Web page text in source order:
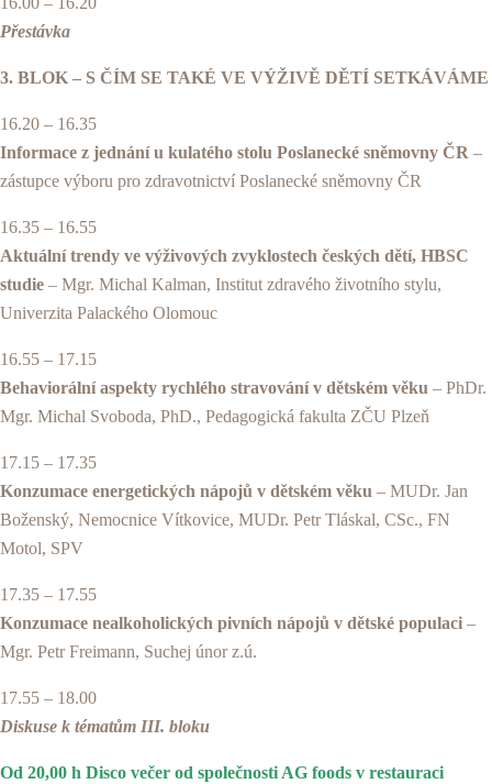
Přestávka
3. BLOK – S ČÍM SE TAKÉ VE VÝŽIVĚ DĚTÍ SETKÁVÁME
16.20 – 16.35
Informace z jednání u kulatého stolu Poslanecké sněmovny ČR –
zástupce výboru pro zdravotnictví Poslanecké sněmovny ČR
16.35 – 16.55
Aktuální trendy ve výživových zvyklostech českých dětí, HBSC
studie – Mgr. Michal Kalman, Institut zdravého životního stylu,
Univerzita Palackého Olomouc
16.55 – 17.15
Behaviorální aspekty rychlého stravování v dětském věku – PhDr.
Mgr. Michal Svoboda, PhD., Pedagogická fakulta ZČU Plzeň
17.15 – 17.35
Konzumace energetických nápojů v dětském věku – MUDr. Jan
Boženský, Nemocnice Vítkovice, MUDr. Petr Tláskal, CSc., FN
Motol, SPV
17.35 – 17.55
Konzumace nealkoholických pivních nápojů v dětské populaci –
Mgr. Petr Freimann, Suchej únor z.ú.
17.55 – 18.00
Diskuse k tématům III. bloku
Od 20,00 h Disco večer od společnosti AG foods v restauraci